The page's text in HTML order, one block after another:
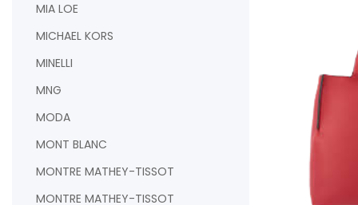
MIA LOE
MICHAEL KORS
MINELLI
MNG
MODA
MONT BLANC
MONTRE MATHEY-TISSOT
MONTRE MATHEY-TISSOT